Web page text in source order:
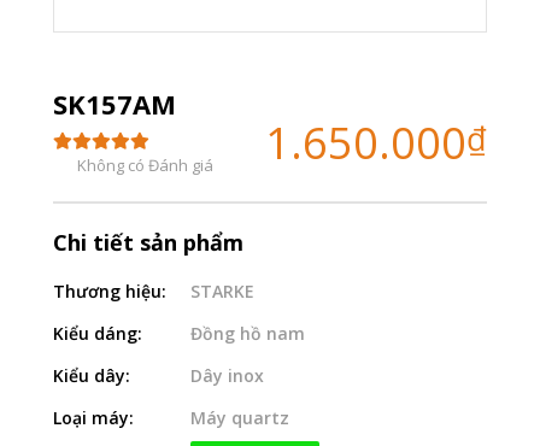
SK157AM
Không có Đánh giá 1.650.000₫
Chi tiết sản phẩm
Thương hiệu:
STARKE
Kiểu dáng:
Đồng hồ nam
Kiểu dây:
Dây inox
Loại máy:
Máy quartz